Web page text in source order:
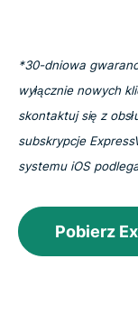
*30-dniowa
wyłącznie nowych
skontaktuj się z
subskrypcje
systemu iOS
Pobierz